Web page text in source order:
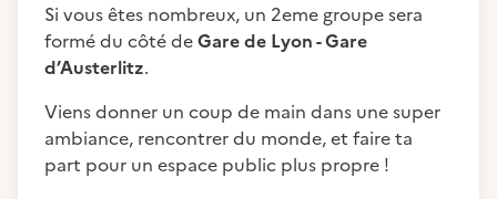
Si vous êtes nombreux, un 2eme groupe sera
formé du côté deGare de Lyon - Gare
d’Austerlitz.
Viens donner un coup de main dans une super
ambiance, rencontrer du monde, et faire ta
part pour un espace public plus propre !